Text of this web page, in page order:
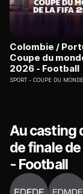
Colombie /
Coupe du
2026 - Football
SPORT COUPE DU
Au casting
de finale
- Football